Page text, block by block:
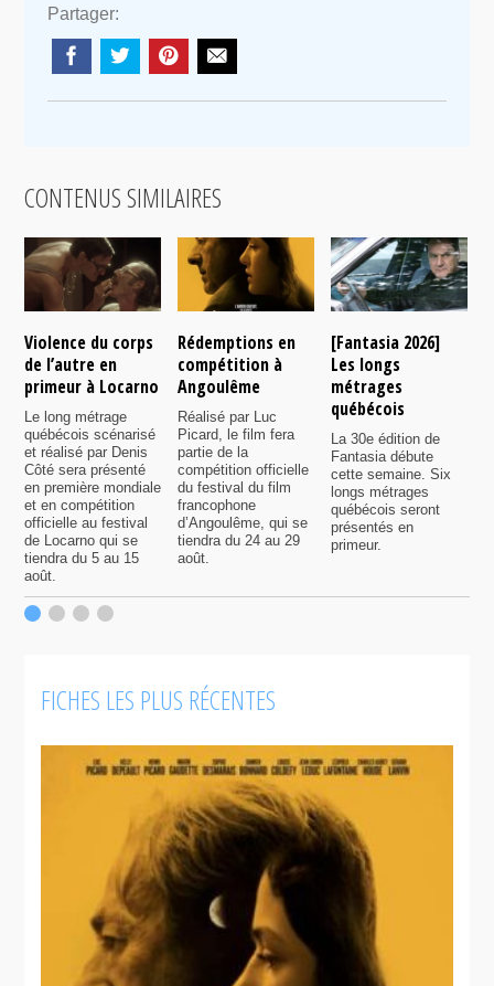
Partager:
CONTENUS SIMILAIRES
Violence du corps
de l’autre en
primeur à Locarno
Le long métrage
québécois scénarisé
et réalisé par Denis
Côté sera présenté
en première mondiale
et en compétition
officielle au festival
de Locarno qui se
tiendra du 5 au 15
août.
Rédemptions en
compétition à
Angoulême
Réalisé par Luc
Picard, le film fera
partie de la
compétition officielle
du festival du film
francophone
d’Angoulême, qui se
tiendra du 24 au 29
août.
[Fantasia 2026]
Les longs
métrages
québécois
La 30e édition de
Fantasia débute
cette semaine. Six
longs métrages
québécois seront
présentés en
primeur.
FICHES LES PLUS RÉCENTES